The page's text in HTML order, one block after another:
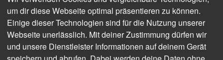
vor knapp 30 Jahren aufgezogen hatte.
Seine Frau Ina Espig werde indes weiterhin
die Leitung des Standortes in Wetzlar
innehaben, wo sie als Spezialistin für
Cochlea-Implantate agiert.
um dir diese Webseite optimal präsentieren zu können.
Einige dieser Technologien sind für die Nutzung unserer
Webseite unerlässlich. Mit deiner Zustimmung dürfen wir
und unsere Dienstleister Informationen auf deinem Gerät